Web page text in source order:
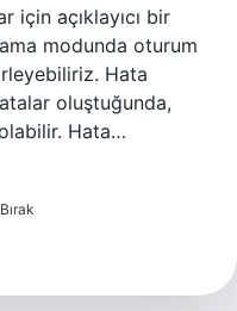
için açıklayıcı bir
modunda oturum
Hata
oluştuğunda,
Hata…